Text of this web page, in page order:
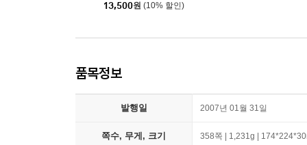
13,500원 (10% 할인)
품목정보
발행일 2007년 01월 31일
쪽수, 무게, 크기 358쪽 | 1,231g |